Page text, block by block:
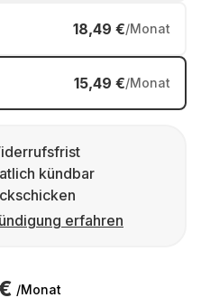
18,49 €/Monat
15,49 €/Monat
kündbar
erfahren
/Monat